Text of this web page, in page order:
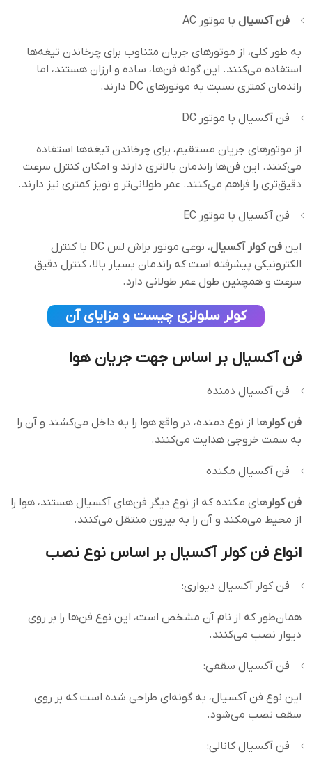
فن آکسیال با موتور AC
به طور کلی، از موتورهای جریان متناوب برای چرخاندن تیغه‌ها
استفاده می‌کنند. این گونه فن‌ها، ساده و ارزان هستند، اما
راندمان کمتری نسبت به موتورهای DC دارند.
فن آکسیال با موتور DC
از موتورهای جریان مستقیم، برای چرخاندن تیغه‌ها استفاده
می‌کنند. این فن‌ها راندمان بالاتری دارند و امکان کنترل سرعت
دقیق‌تری را فراهم می‌کنند. عمر طولانی‌تر و نویز کمتری نیز دارند.
فن آکسیال با موتور EC
این فن کولر آکسیال
، نوعی موتور براش ‌لس DC با کنترل
الکترونیکی پیشرفته است که راندمان بسیار بالا، کنترل دقیق
سرعت و همچنین طول عمر طولانی دارد.
کولر سلولزی چیست و مزایای آن
فن آکسیال بر اساس جهت جریان هوا
فن آکسیال دمنده
فن‌ کولرها از نوع دمنده، در واقع هوا را به داخل می‌کشند و آن را
به سمت خروجی هدایت می‌کنند.
فن آکسیال مکنده
فن‌ کولرهای مکنده که از نوع دیگر فن‌های آکسیال هستند، هوا را
از محیط می‌مکند و آن را به بیرون منتقل می‌کنند.
انواع فن‌ کولر آکسیال بر اساس نوع نصب
فن کولر آکسیال دیواری:
همان‌طور که از نام آن مشخص است، این نوع فن‌ها را بر روی
دیوار نصب می‌کنند.
فن آکسیال سقفی:
این نوع فن آکسیال، به گونه‌ای طراحی شده است که بر روی
سقف نصب می‌شود.
فن آکسیال کانالی: